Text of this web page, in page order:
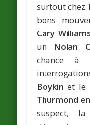
surtout chez
bons
Cary Williams
un Nolan
chance à
Boykin et le
Thurmond
suspect,